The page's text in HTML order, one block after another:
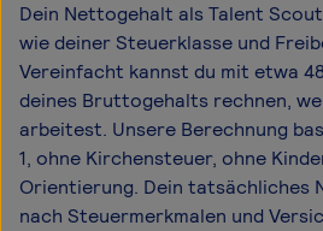
Dein Nettogehalt als Talent
wie deiner Steuerklasse und
Vereinfacht kannst du mit etwa
deines Bruttogehalts rechnen,
arbeitest. Unsere Berechnung
1, ohne Kirchensteuer, ohne
Orientierung. Dein tatsächliches
nach Steuermerkmalen und